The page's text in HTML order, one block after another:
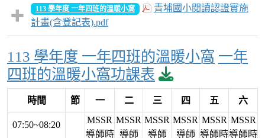
113 學年度 一年四班的溫暖小窩
青埔國小閱讀認證實施
計畫(含登記表).pdf
113 學年度 一年四班的溫暖小窩 一年
四班的溫暖小窩功課表
download pdf
時間 節 一 二 三 四 五 六
07:50~08:20
MSSR
導師時
MSSR
導師
MSSR
導師
MSSR
導師
MSSR
導師時
MSSR
導師時